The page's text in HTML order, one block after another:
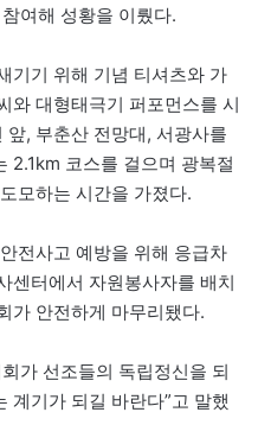
여해 성황을 이뤘다.
기기 위해 기념 티셔츠와 가
와 대형태극기 퍼포먼스를 시
, 부춘산 전망대, 서광사를
2.1km 코스를 걸으며 광복절
모하는 시간을 가졌다.
전사고 예방을 위해 응급차
센터에서 자원봉사자를 배치
가 안전하게 마무리됐다.
가 선조들의 독립정신을 되
계기가 되길 바란다”고 말했